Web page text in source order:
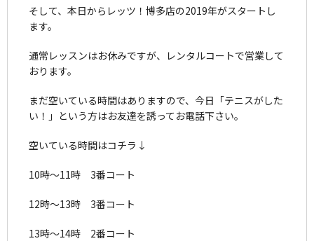
そして、本日からレッツ！博多店の2019年がスタートし
ます。
通常レッスンはお休みですが、レンタルコートで営業して
おります。
まだ空いている時間はありますので、今日「テニスがした
い！」という方はお友達を誘ってお電話下さい。
空いている時間はコチラ↓
10時～11時 3番コート
12時～13時 3番コート
13時～14時 2番コート